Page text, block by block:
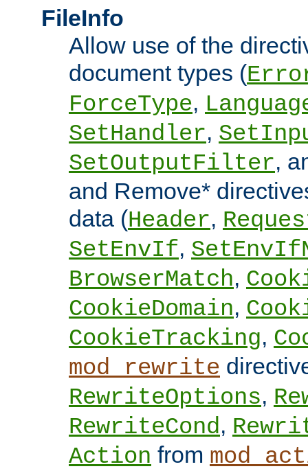
FileInfo
Allow use of the
document types (
ForceType,
SetHandler,
SetOutputFilter,
and Remove*
data (Header,
SetEnvIf,
BrowserMatch,
CookieDomain,
CookieTracking,
mod_rewrite
RewriteOptions,
RewriteCond,
Action from